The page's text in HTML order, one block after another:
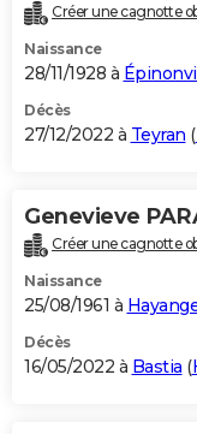
Créer une cagnotte
Naissance
28/11/1928 à
Décès
27/12/2022 à Teyran (
Genevieve
Créer une cagnotte
Naissance
25/08/1961 à
Décès
16/05/2022 à Bastia (